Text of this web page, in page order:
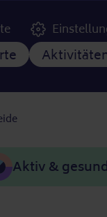
Aktiv & gesund